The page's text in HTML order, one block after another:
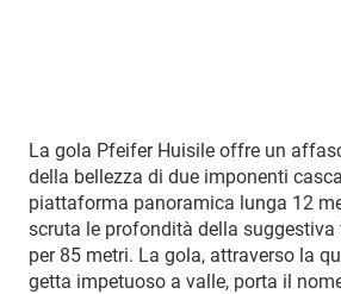
La gola Pfeifer Huisile offre un
della bellezza di due imponenti
piattaforma panoramica lunga 12
scruta le profondità della suggestiva
per 85 metri. La gola, attraverso la
getta impetuoso a valle, porta il